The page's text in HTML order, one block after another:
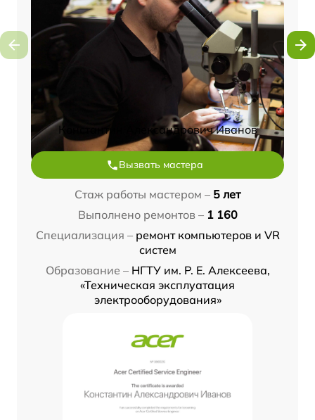
Константин Александрович Иванов
Вызвать мастера
Стаж работы мастером – 5 лет
Выполнено ремонтов – 1 160
Специализация – ремонт компьютеров и VR
систем
Образование – НГТУ им. Р. Е. Алексеева,
«Техническая эксплуатация
электрооборудования»